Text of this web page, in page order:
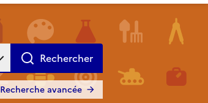
Recherche avancée